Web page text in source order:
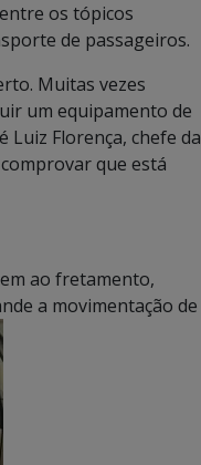
os tópicos
de passageiros.
Muitas vezes
um equipamento de
Luiz Florença, chefe da
que está
ao fretamento,
a movimentação de